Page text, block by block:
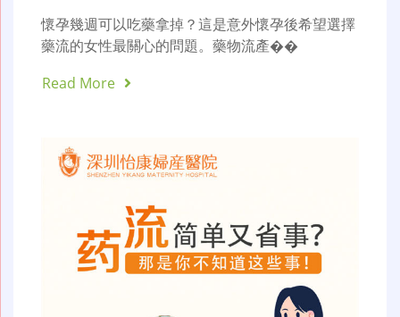
懷孕幾週可以吃藥拿掉？這是意外懷孕後希望選擇
藥流的女性最關心的問題。藥物流產��
Read More